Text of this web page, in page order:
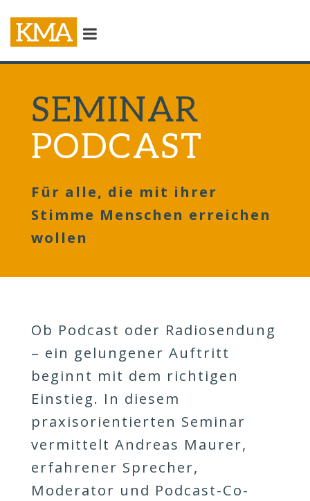
SEMINAR
PODCAST
Für alle, die mit ihrer
Stimme Menschen erreichen
wollen
Ob Podcast oder Radiosendung
– ein gelungener Auftritt
beginnt mit dem richtigen
Einstieg. In diesem
praxisorientierten Seminar
vermittelt Andreas Maurer,
erfahrener Sprecher,
Moderator und Podcast-Co-